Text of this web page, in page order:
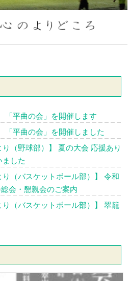
「平曲の会」を開催します
「平曲の会」を開催しました
り（野球部）】 夏の大会 応援あり
ました
り（バスケットボール部）】 令和
会・懇親会のご案内
り（バスケットボール部）】 翠籠
と日程が決まりました
（野球部）】 2026年度現役激励
が開催されました